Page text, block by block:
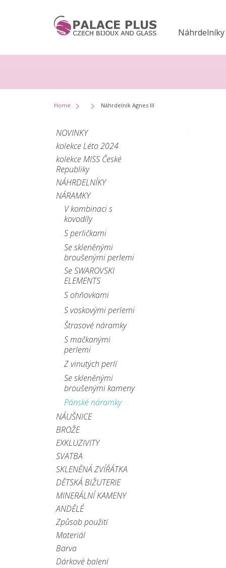
Náhrdelníky
Home Náhrdelník Agnes III
NOVINKY
kolekce Léto 2024
kolekce MISS České
Republiky
NÁHRDELNÍKY
NÁRAMKY
V kombinaci s
kovodíly
S perličkami
Se skleněnými
broušenými perlemi
Se SWAROVSKI
ELEMENTS
S ohňovkami
S voskovými perlemi
Štrasové náramky
S mačkanými
perlemi
Z vinutých perlí
Se skleněnými
broušenými kameny
Pánské náramky
NÁUŠNICE
BROŽE
EXKLUZIVITY
SVATBA
SKLENĚNÁ ZVÍŘÁTKA
DĚTSKÁ BIŽUTERIE
MINERÁLNÍ KAMENY
ANDĚLÉ
Způsob použití
Materiál
Barva
Dárkové balení